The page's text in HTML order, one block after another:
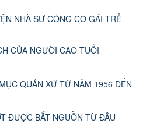
NHÀ SƯ CÕNG CÔ GÁI TRẺ
CỦA NGƯỜI CAO TUỔI
QUẢN XỨ TỪ NĂM 1956 ĐẾN
ĐƯỢC BẮT NGUỒN TỪ ĐÂU